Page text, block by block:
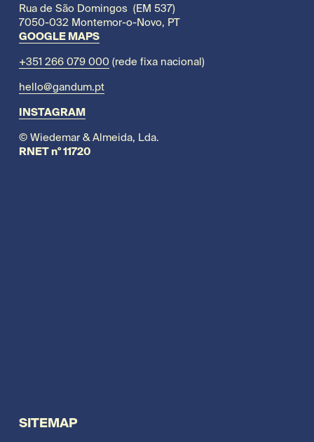
Rua de São Domingos  (EM 537)
7050-032 Montemor-o-Novo, PT
GOOGLE MAPS
+351 266 079 000 (rede fixa nacional)
hello@gandum.pt
INSTAGRAM
© Wiedemar & Almeida, Lda.
RNET nº 11720
SITEMAP